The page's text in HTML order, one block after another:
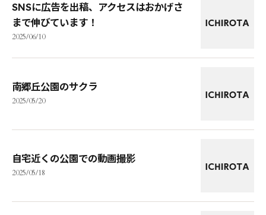
SNSに広告を出稿、アクセスはおかげさ
まで伸びています！
2025/06/10
南郷丘公園のサクラ
2025/05/20
自宅近くの公園での動画撮影
2025/05/18